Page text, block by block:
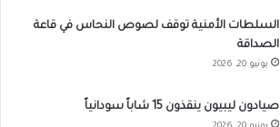
السلطات الأمنية توقف لصوص النحاس في قاعة
الصداقة
يونيو 20, 2026
صيادون ليبيون ينقذون 15 شاباً سودانياً